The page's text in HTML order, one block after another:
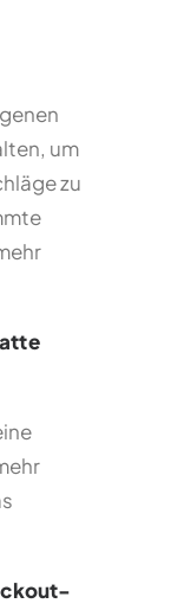
um
zu